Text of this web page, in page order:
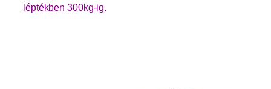
léptékben 300kg-ig.